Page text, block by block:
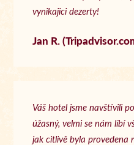
vynikajici dezerty!
Jan R.
Váš hotel jsme navštívili
úžasný, velmi se nám líbí
jak citlivě byla provedena